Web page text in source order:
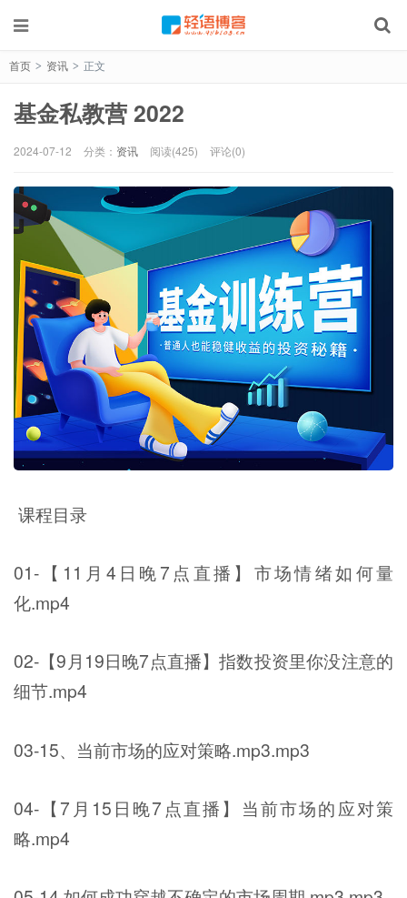
首页 > 资讯 > 正文
基金私教营 2022
2024-07-12 分类： 资讯 阅读(425) 评论(0)
课程目录
01-【11月4日晚7点直播】市场情绪如何量
化.mp4
02-【9月19日晚7点直播】指数投资里你没注意的
细节.mp4
03-15、当前市场的应对策略.mp3.mp3
04-【7月15日晚7点直播】当前市场的应对策
略.mp4